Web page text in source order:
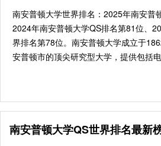
南安普顿大学世界排名：2025年南安普
2024年南安普顿大学QS排名第81位、
界排名第78位。南安普顿大学成立于
安普顿市的顶尖研究型大学，提供包括
南安普顿大学QS世界排名最新